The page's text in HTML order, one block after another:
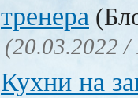
тренера
(20.03.2022 /
Кухни на